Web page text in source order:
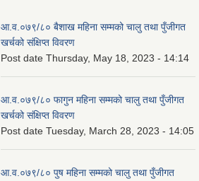
आ.व.०७९/८० बैशाख महिना सम्मको चालु तथा पुँजीगत
खर्चको संक्षिप्त विवरण
Post date Thursday, May 18, 2023 - 14:14
आ.व.०७९/८० फागुन महिना सम्मको चालु तथा पुँजीगत
खर्चको संक्षिप्त विवरण
Post date Tuesday, March 28, 2023 - 14:05
आ.व.०७९/८० पुष महिना सम्मको चालु तथा पुँजीगत